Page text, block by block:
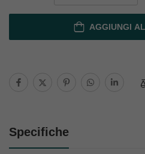
AGGIUNGI
Specifiche